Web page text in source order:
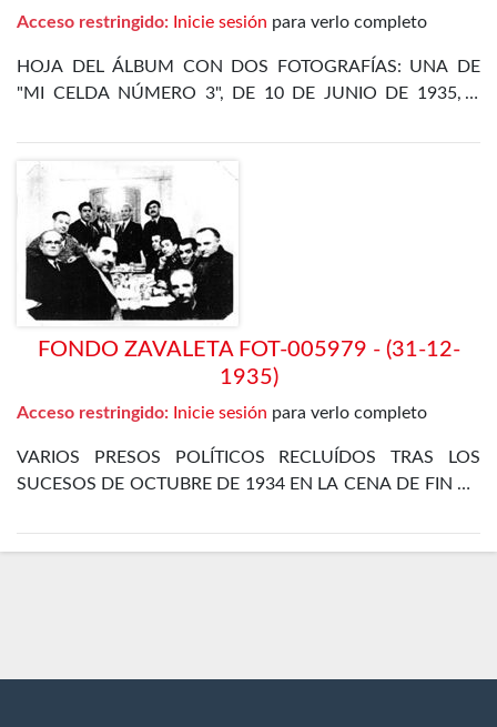
Acceso restringido: Inicie sesión para verlo completo
HOJA DEL ÁLBUM CON DOS FOTOGRAFÍAS: UNA DE
"MI CELDA NÚMERO 3", DE 10 DE JUNIO DE 1935, Y
DEPARTAMENTO ESPECIAL, DE 31 DE DICIEMBRE DE
1935
FONDO ZAVALETA FOT-005979 - (31-12-
1935)
Acceso restringido: Inicie sesión para verlo completo
VARIOS PRESOS POLÍTICOS RECLUÍDOS TRAS LOS
SUCESOS DE OCTUBRE DE 1934 EN LA CENA DE FIN DE
DE MADRID